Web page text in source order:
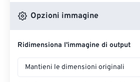
Opzioni immagine
Ridimensiona l'immagine di output
Mantieni le dimensioni originali